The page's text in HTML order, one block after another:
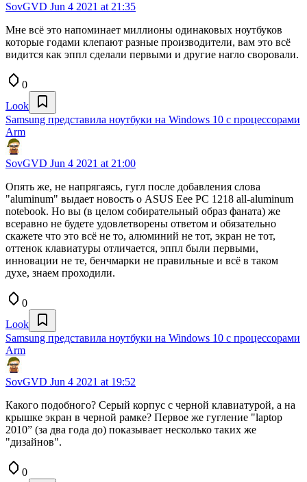
SovGVD Jun 4 2021 at 21:35
Мне всё это напоминает миллионы одинаковых ноутбуков
которые годами клепают разные производители, вам это всё
видится как эппл сделали первыми и другие нагло своровали.
0
Look
Samsung представила ноутбуки на Windows 10 с процессорами
Arm
SovGVD Jun 4 2021 at 21:00
Опять же, не напрягаясь, гугл после добавления слова
"aluminum" выдает новость о ASUS Eee PC 1218 all-aluminum
notebook. Но вы (в целом собирательный образ фаната) же
всеравно не будете удовлетворены ответом и обязательно
скажете что это всё не то, алюминий не тот, экран не тот,
оттенок клавиатуры отличается, эппл были первыми,
инновации не те, бенчмарки не правильные и всё в таком
духе, знаем проходили.
0
Look
Samsung представила ноутбуки на Windows 10 с процессорами
Arm
SovGVD Jun 4 2021 at 19:52
Какого подобного? Серый корпус с черной клавиатурой, а на
крышке экран в черной рамке? Первое же гугление "laptop
2010” (за два года до) показывает несколько таких же
"дизайнов".
0